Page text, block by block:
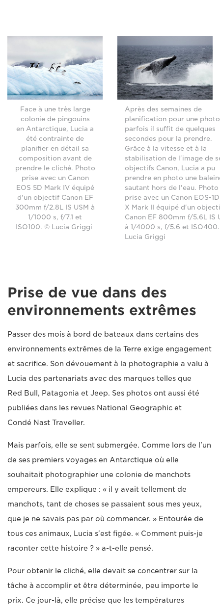
Face à une très large
colonie de pingouins
en Antarctique, Lucia a
été contrainte de
planifier en détail sa
composition avant de
prendre le cliché. Photo
prise avec un Canon
EOS 5D Mark IV équipé
d'un objectif Canon EF
300mm f/2.8L IS USM à
1/1000 s, f/7.1 et
ISO100. © Lucia Griggi
Après des semaines de
planification pour une
parfois il suffit de quelques
secondes pour la prendre.
Grâce à la vitesse et à la
stabilisation de l'image de
objectifs Canon, Lucia a pu
prendre en photo une
sautant hors de l'eau. Photo
prise avec un Canon EOS-1D
X Mark II équipé d'un
Canon EF 800mm f/5.6L IS
à 1/4000 s, f/5.6 et
Lucia Griggi
Prise de vue dans des
environnements extrêmes
Passer des mois à bord de bateaux dans certains des
environnements extrêmes de la Terre exige engagement
et sacrifice. Son dévouement à la photographie a valu à
Lucia des partenariats avec des marques telles que
Red Bull, Patagonia et Jeep. Ses photos ont aussi été
publiées dans les revues National Geographic et
Condé Nast Traveller.
Mais parfois, elle se sent submergée. Comme lors de l'un
de ses premiers voyages en Antarctique où elle
souhaitait photographier une colonie de manchots
empereurs. Elle explique : « il y avait tellement de
manchots, tant de choses se passaient sous mes yeux,
que je ne savais pas par où commencer. » Entourée de
tous ces animaux, Lucia s'est figée. « Comment puis-je
raconter cette histoire ? » a-t-elle pensé.
Pour obtenir le cliché, elle devait se concentrer sur la
tâche à accomplir et être déterminée, peu importe le
prix. Ce jour-là, elle précise que les températures